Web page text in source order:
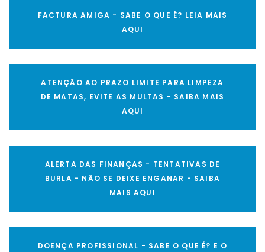
FACTURA AMIGA - SABE O QUE É? LEIA MAIS
AQUI
ATENÇÃO AO PRAZO LIMITE PARA LIMPEZA
DE MATAS, EVITE AS MULTAS - SAIBA MAIS
AQUI
ALERTA DAS FINANÇAS - TENTATIVAS DE
BURLA - NÃO SE DEIXE ENGANAR - SAIBA
MAIS AQUI
DOENÇA PROFISSIONAL - SABE O QUE É? E O